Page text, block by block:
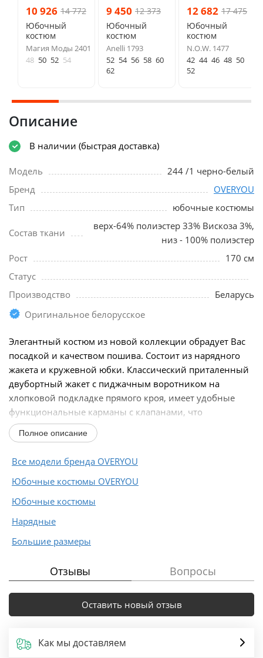
10 926 14 772
Юбочный
костюм
Магия Моды 2401
48 50 52 54
9 450 12 373
Юбочный
костюм
Anelli 1793
52 54 56 58 60
62
12 682 17 475
Юбочный
костюм
N.O.W. 1477
42 44 46 48 50
52
Описание
В наличии (быстрая доставка)
Модель
244 /1 черно-белый
Бренд
OVERYOU
Тип
юбочные костюмы
Состав ткани
верх-64% полиэстер 33% Вискоза 3%,
низ - 100% полиэстер
Рост
170 см
Статус
Производство
Беларусь
Оригинальное белорусское
Элегантный костюм из новой коллекции обрадует Вас
посадкой и качеством пошива. Состоит из нарядного
жакета и кружевной юбки. Классический приталенный
двубортный жакет с пиджачным воротником на
хлопковой подкладке прямого кроя, имеет удобные
функциональные карманы с клапанами, что
добавляет...
Полное описание
Все модели бренда OVERYOU
Юбочные костюмы OVERYOU
Юбочные костюмы
Нарядные
Большие размеры
Отзывы Вопросы
Оставить новый отзыв
Как мы доставляем